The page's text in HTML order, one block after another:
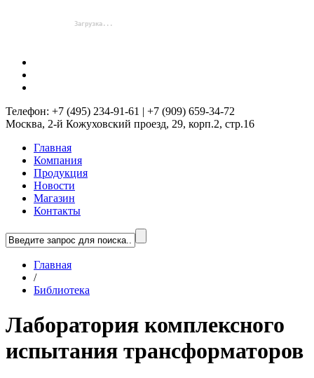
Телефон: +7 (495) 234-91-61 | +7 (909) 659-34-72
Москва, 2-й Кожуховский проезд, 29, корп.2, стр.16
Главная
Компания
Продукция
Новости
Магазин
Контакты
Главная
/
Библиотека
Лаборатория комплексного
испытания трансформаторов